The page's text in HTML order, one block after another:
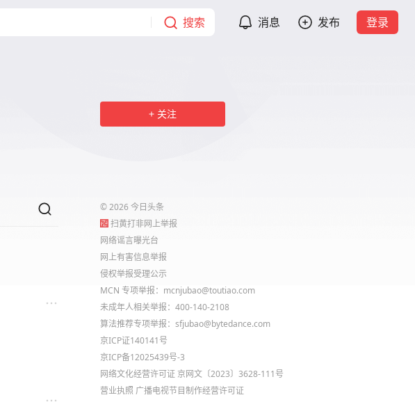
搜索 消息 发布 登录
关注
©2026 今日头条
扫黄打非网上举报
网络谣言曝光台
网上有害信息举报
侵权举报受理公示
MCN 专项举报：mcnjubao@toutiao.com
未成年人相关举报：400-140-2108
算法推荐专项举报：sfjubao@bytedance.com
京ICP证140141号
京ICP备12025439号-3
网络文化经营许可证 京网文〔2023〕3628-111号
营业执照 广播电视节目制作经营许可证